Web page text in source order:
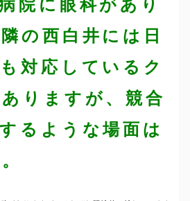
院に眼科があり
の西白井には日
対応しているク
りますが、競合
るような場面は